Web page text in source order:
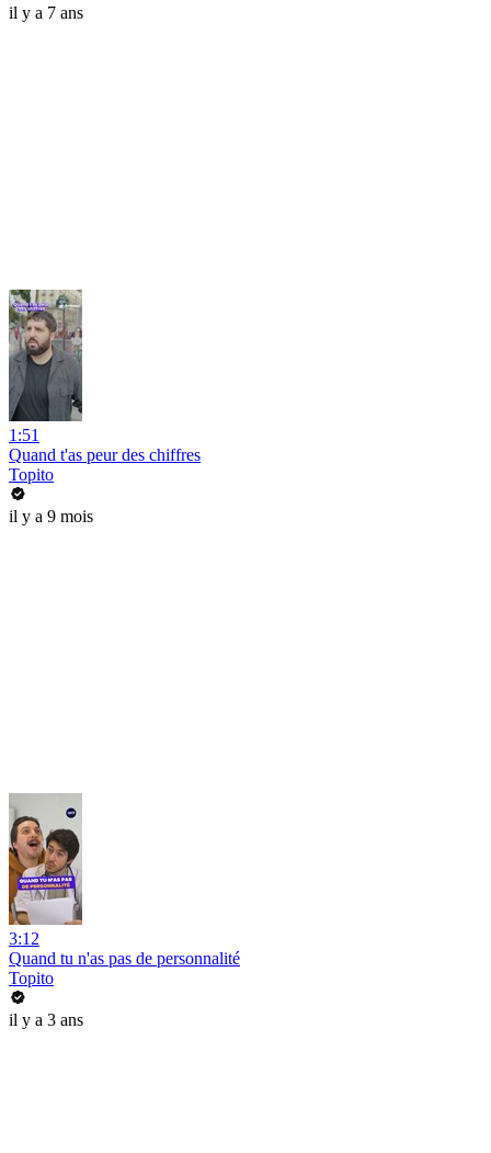
il y a 7 ans
1:51
Quand t'as peur des chiffres
Topito
il y a 9 mois
3:12
Quand tu n'as pas de personnalité
Topito
il y a 3 ans